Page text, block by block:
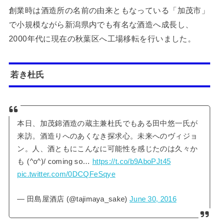
創業時は酒造所の名前の由来ともなっている「加茂市」
で小規模ながら新潟県内でも有名な酒造へ成長し、
2000年代に現在の秋葉区へ工場移転を行いました。
若き杜氏
本日、加茂錦酒造の蔵主兼杜氏でもある田中悠一氏が
来訪。酒造りへのあくなき探求心。未来へのヴィジョ
ン。人、酒ともにこんなに可能性を感じたのは久々か
も (^o^)/ coming so… https://t.co/b9AboPJt45
pic.twitter.com/0DCQFeSqye
— 田島屋酒店 (@tajimaya_sake) June 30, 2016